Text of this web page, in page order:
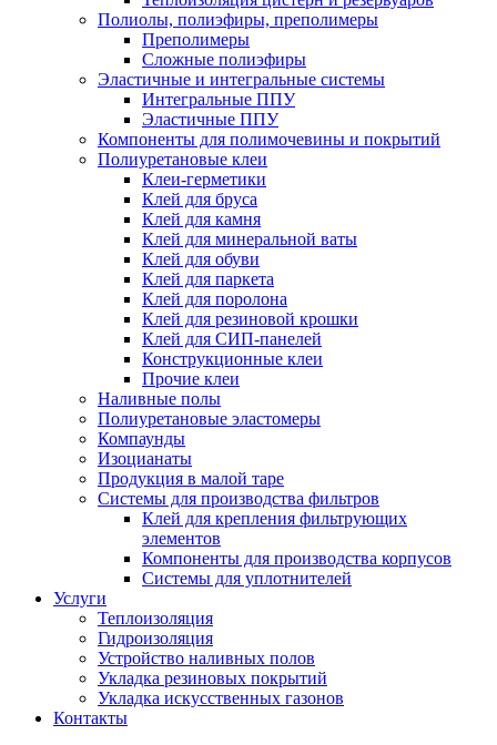
Полиолы, полиэфиры, преполимеры
Преполимеры
Сложные полиэфиры
Эластичные и интегральные системы
Интегральные ППУ
Эластичные ППУ
Компоненты для полимочевины и покрытий
Полиуретановые клеи
Клеи-герметики
Клей для бруса
Клей для камня
Клей для минеральной ваты
Клей для обуви
Клей для паркета
Клей для поролона
Клей для резиновой крошки
Клей для СИП-панелей
Конструкционные клеи
Прочие клеи
Наливные полы
Полиуретановые эластомеры
Компаунды
Изоцианаты
Продукция в малой таре
Системы для производства фильтров
Клей для крепления фильтрующих
элементов
Компоненты для производства корпусов
Системы для уплотнителей
Услуги
Теплоизоляция
Гидроизоляция
Устройство наливных полов
Укладка резиновых покрытий
Укладка искусственных газонов
Контакты